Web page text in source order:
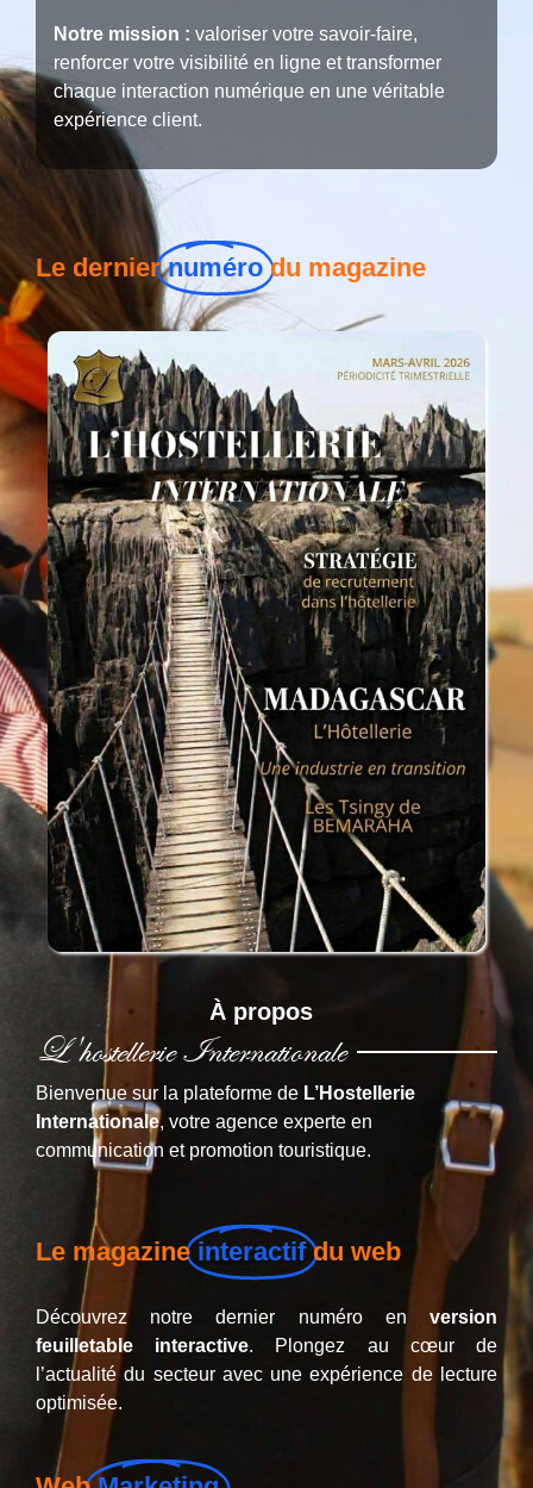
Notre mission : valoriser votre savoir-faire,
renforcer votre visibilité en ligne et transformer
chaque interaction numérique en une véritable
expérience client.
Le derniernuméro du magazine
À propos
L'hostellerie Internationale
Bienvenue sur la plateforme de L’Hostellerie
Internationale, votre agence experte en
communication et promotion touristique.
Le magazine interactif du web
Découvrez notre dernier numéro en version
feuilletable interactive. Plongez au cœur de
l’actualité du secteur avec une expérience de lecture
optimisée.